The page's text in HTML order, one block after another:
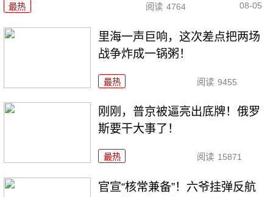
最热 阅读 4764 08-05
里海一声巨响，这次差点把两场
战争炸成一锅粥！
最热 阅读 9455
刚刚，普京被逼亮出底牌！俄罗
斯要干大事了！
最热 阅读 15871
官宣“核常兼备”！六爷挂弹反航